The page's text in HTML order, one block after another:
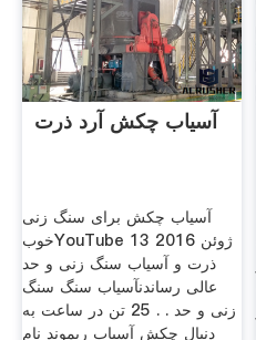
آسیاب چکش آرد ذرت
آسیاب چکش برای سنگ زنی
خوبYouTube 13 ژوئن 2016
ذرت و آسیاب سنگ زنی و حد
عالی رساندنآسیاب سنگ سنگ
زنی و حد . . 25 تن در ساعت به
دنبال چکش آسیاب ریموند نام